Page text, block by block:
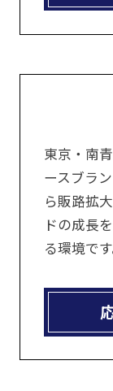
東京・南
ースブラ
ら販路拡
ドの成長
る環境です